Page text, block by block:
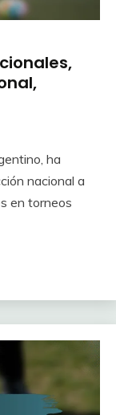
ha
nacional a
en torneos